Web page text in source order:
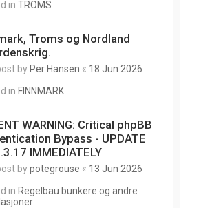
in TROMS
Troms og Nordland
by Per Hansen « 18 Jun 2026
in FINNMARK
WARNING: Critical phpBB
Bypass - UPDATE
IMMEDIATELY
bypotegrouse « 13 Jun 2026
in Regelbau bunkere og andre